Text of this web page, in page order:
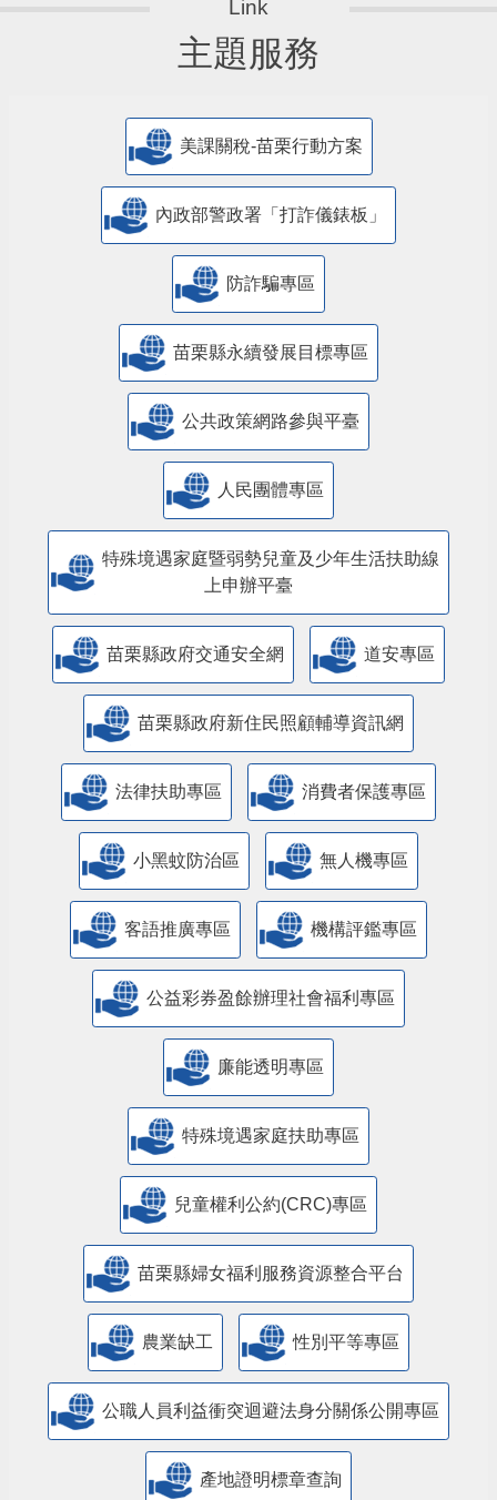
主題服務
美課關稅-苗栗行動方案
內政部警政署「打詐儀錶板」
防詐騙專區
苗栗縣永續發展目標專區
公共政策網路參與平臺
人民團體專區
特殊境遇家庭暨弱勢兒童及少年生活扶助線
上申辦平臺
苗栗縣政府交通安全網 道安專區
苗栗縣政府新住民照顧輔導資訊網
法律扶助專區 消費者保護專區
小黑蚊防治區 無人機專區
客語推廣專區 機構評鑑專區
公益彩券盈餘辦理社會福利專區
廉能透明專區
特殊境遇家庭扶助專區
兒童權利公約(CRC)專區
苗栗縣婦女福利服務資源整合平台
農業缺工 性別平等專區
公職人員利益衝突迴避法身分關係公開專區
產地證明標章查詢